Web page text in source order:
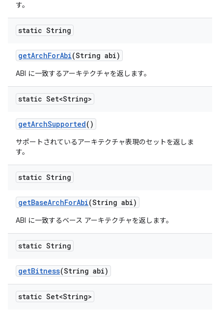
す。
static String
getArchForAbi(String abi)
ABI に一致するアーキテクチャを返します。
static Set<String>
getArchSupported()
サポートされているアーキテクチャ表現のセットを返しま
す。
static String
getBaseArchForAbi(String abi)
ABI に一致するベース アーキテクチャを返します。
static String
getBitness(String abi)
static Set<String>